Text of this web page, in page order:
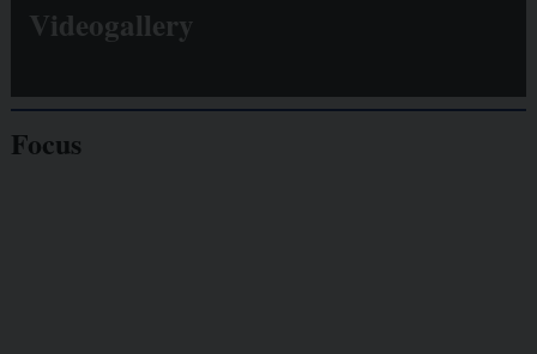
Videogallery
Focus